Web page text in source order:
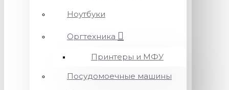
Ноутбуки
Оргтехника
Принтеры и МФУ
Посудомоечные машины